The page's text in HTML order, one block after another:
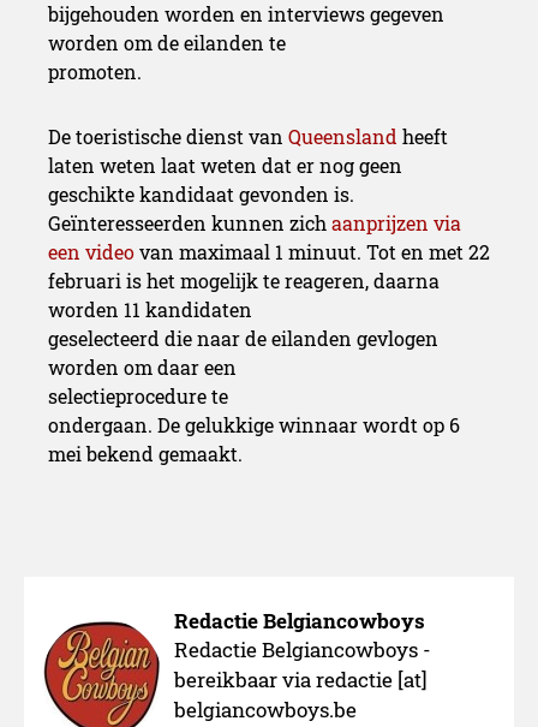
bijgehouden worden en interviews gegeven
worden om de eilanden te
promoten.
De toeristische dienst van Queensland heeft
laten weten laat weten dat er nog geen
geschikte kandidaat gevonden is.
Geïnteresseerden kunnen zichaanprijzen via
een videovan maximaal 1 minuut. Tot en met 22
februari is het mogelijk te reageren, daarna
worden 11 kandidaten
geselecteerd die naar de eilanden gevlogen
worden om daar een
selectieprocedure te
ondergaan. De gelukkige winnaar wordt op 6
mei bekend gemaakt.
Redactie Belgiancowboys
Redactie Belgiancowboys -
bereikbaar via redactie [at]
belgiancowboys.be